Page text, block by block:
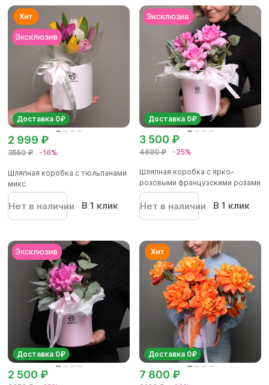
Доставка 0₽
3550 ₽ -16%
2 999 ₽
Шляпная коробка с тюльпанами
микс
Нет в наличии В 1 клик
Доставка 0₽
4680 ₽ -25%
3 500 ₽
Шляпная коробка с ярко-
розовыми французскими розами
- M
Нет в наличии В 1 клик
Доставка 0₽
2 500 ₽
Доставка 0₽
7 800 ₽